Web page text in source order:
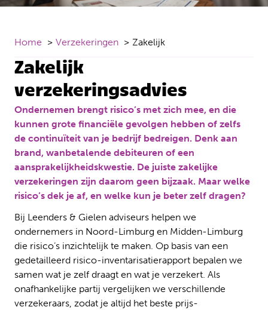
Home Verzekeringen Zakelijk
Zakelijk
verzekeringsadvies
Ondernemen brengt risico’s met zich mee, en die
kunnen grote financiële gevolgen hebben of zelfs
de continuïteit van je bedrijf bedreigen. Denk aan
brand, wanbetalende debiteuren of een
aansprakelijkheidskwestie. De juiste zakelijke
verzekeringen zijn daarom geen bijzaak. Maar welke
risico’s dek je af, en welke kun je beter zelf dragen?
Bij Leenders & Gielen adviseurs helpen we
ondernemers in Noord-Limburg en Midden-Limburg
die risico’s inzichtelijk te maken. Op basis van een
gedetailleerd risico-inventarisatierapport bepalen we
samen wat je zelf draagt en wat je verzekert. Als
onafhankelijke partij vergelijken we verschillende
verzekeraars, zodat je altijd het beste prijs-